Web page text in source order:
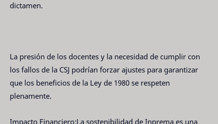
dictamen.
La presión de los docentes y la necesidad de cumplir con
los fallos de la CSJ podrían forzar ajustes para garantizar
que los beneficios de la Ley de 1980 se respeten
plenamente.
Impacto Financiero:La sostenibilidad de Inprema es una